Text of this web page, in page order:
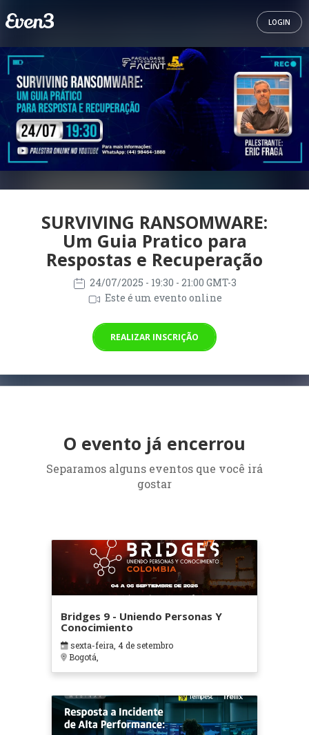
LOGIN
SURVIVING RANSOMWARE:
Um Guia Pratico para
Respostas e Recuperação
24/07/2025 - 19:30 - 21:00 GMT-3
Este é um evento online
REALIZAR INSCRIÇÃO
O evento já encerrou
Separamos alguns eventos que você irá
gostar
Bridges 9 - Uniendo Personas Y
Conocimiento
sexta-feira, 4 de setembro
Bogotá,